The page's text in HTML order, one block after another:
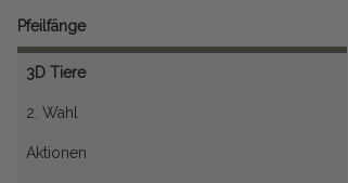
Pfeilfänge
3D Tiere
2. Wahl
Aktionen